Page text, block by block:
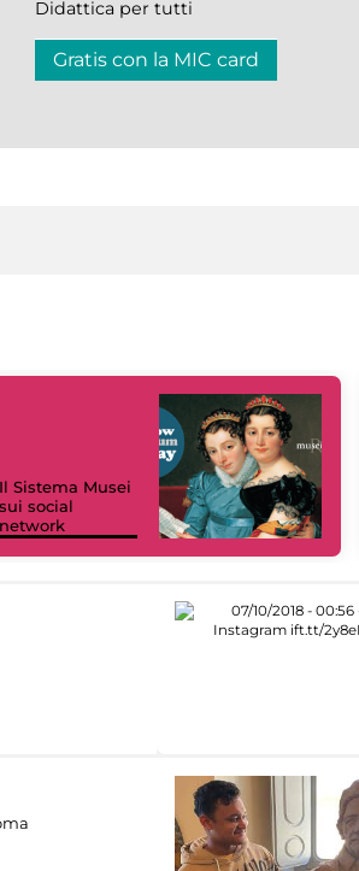
Didattica per tutti
Gratis con la MIC card
Il Sistema Musei
sui social
network